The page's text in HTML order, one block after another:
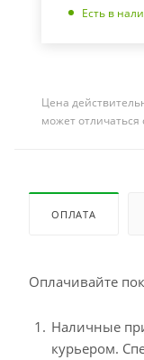
Есть в
Цена
может
ОПЛАТА
Оплачивайте
Наличные
курьером.